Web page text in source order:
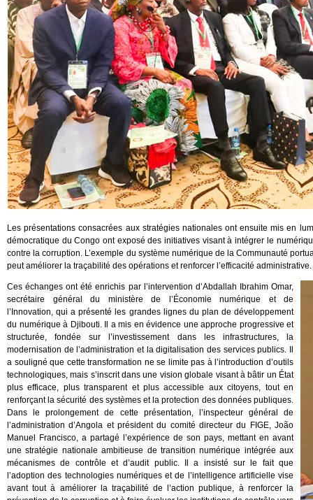
Les présentations consacrées aux stratégies nationales ont ensuite mis en
démocratique du Congo ont exposé des initiatives visant à intégrer le
contre la corruption. L’exemple du système numérique de la Communauté
peut améliorer la traçabilité des opérations et renforcer l’efficacité administrative.
Ces échanges ont été enrichis par l’intervention d’Abdallah Ibrahim Omar,
secrétaire général du ministère de l’Économie numérique et de
l’Innovation, qui a présenté les grandes lignes du plan de développement
du numérique à Djibouti. Il a mis en évidence une approche progressive et
structurée, fondée sur l’investissement dans les infrastructures, la
modernisation de l’administration et la digitalisation des services publics. Il
a souligné que cette transformation ne se limite pas à l’introduction d’outils
technologiques, mais s’inscrit dans une vision globale visant à bâtir un État
plus efficace, plus transparent et plus accessible aux citoyens, tout en
renforçant la sécurité des systèmes et la protection des données publiques.
Dans le prolongement de cette présentation, l’inspecteur général de
l’administration d’Angola et président du comité directeur du FIGE, João
Manuel Francisco, a partagé l’expérience de son pays, mettant en avant
une stratégie nationale ambitieuse de transition numérique intégrée aux
mécanismes de contrôle et d’audit public. Il a insisté sur le fait que
l’adoption des technologies numériques et de l’intelligence artificielle vise
avant tout à améliorer la traçabilité de l’action publique, à renforcer la